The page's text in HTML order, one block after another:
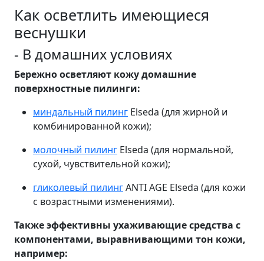
Как осветлить имеющиеся
веснушки
- В домашних условиях
Бережно осветляют кожу домашние
поверхностные пилинги:
миндальный пилинг Elseda (для жирной и
комбинированной кожи);
молочный пилинг Elseda (для нормальной,
сухой, чувствительной кожи);
гликолевый пилингANTI AGE Elseda (для кожи
с возрастными изменениями).
Также эффективны ухаживающие средства с
компонентами, выравнивающими тон кожи,
например: